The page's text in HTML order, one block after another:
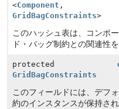
<Component ,
GridBagConstraints>
このハッシュ表は、コンポ
ド・バッグ制約との関連性
protected
GridBagConstraints
このフィールドには、デフ
約のインスタンスが保持さ